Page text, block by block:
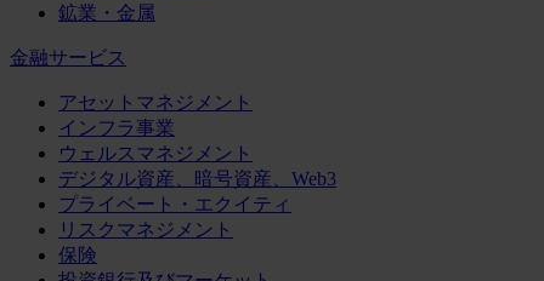
鉱業・金属
金融サービス
アセットマネジメント
インフラ事業
ウェルスマネジメント
デジタル資産、暗号資産、Web3
プライベート・エクイティ
リスクマネジメント
保険